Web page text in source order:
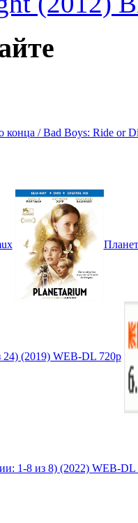
конца / Bad Boys: Ride or
(2019) WEB-DL 720p
1-8 из 8) (2022) WEB-DL